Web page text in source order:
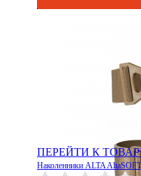
ПЕРЕЙТИ К
Наколенники ALTA